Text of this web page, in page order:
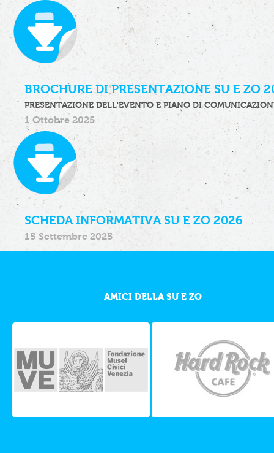
BROCHURE DI PRESENTAZIONE SU E ZO
PRESENTAZIONE DELL'EVENTO E PIANO DI
1 Ottobre 2025
SCHEDA INFORMATIVA SU E ZO 2026
15 Settembre 2025
AMICI DELLA SU E ZO